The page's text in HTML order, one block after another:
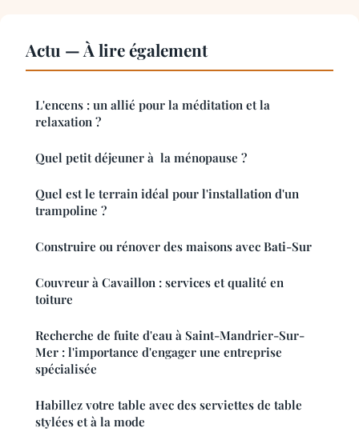
Actu — À lire également
L'encens : un allié pour la méditation et la
relaxation ?
Quel petit déjeuner à la ménopause ?
Quel est le terrain idéal pour l'installation d'un
trampoline ?
Construire ou rénover des maisons avec Bati-Sur
Couvreur à Cavaillon : services et qualité en
toiture
Recherche de fuite d'eau à Saint-Mandrier-Sur-
Mer : l'importance d'engager une entreprise
spécialisée
Habillez votre table avec des serviettes de table
stylées et à la mode